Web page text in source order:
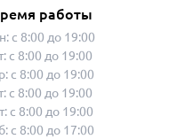
работы
с 8:00 до 19:00
с 8:00 до 19:00
с 8:00 до 19:00
с 8:00 до 19:00
с 8:00 до 19:00
с 8:00 до 17:00